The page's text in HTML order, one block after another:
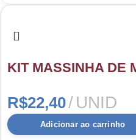
KIT MASSINHA DE
R$22,40 UNID
Adicionar ao carrinho